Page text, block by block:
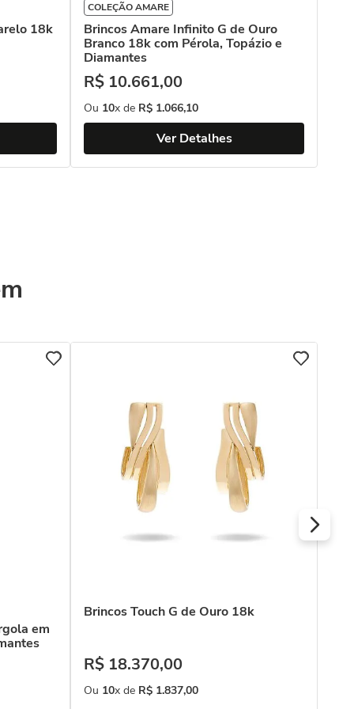
18k
COLEÇÃO AMARE
Brincos Amare Infinito G de Ouro
Branco 18k com Pérola, Topázio e
Diamantes
R$ 10.661,00
Ou 10x de R$ 1.066,10
Ver Detalhes
em
Brincos Touch G de Ouro 18k
R$ 18.370,00
Ou 10x de R$ 1.837,00